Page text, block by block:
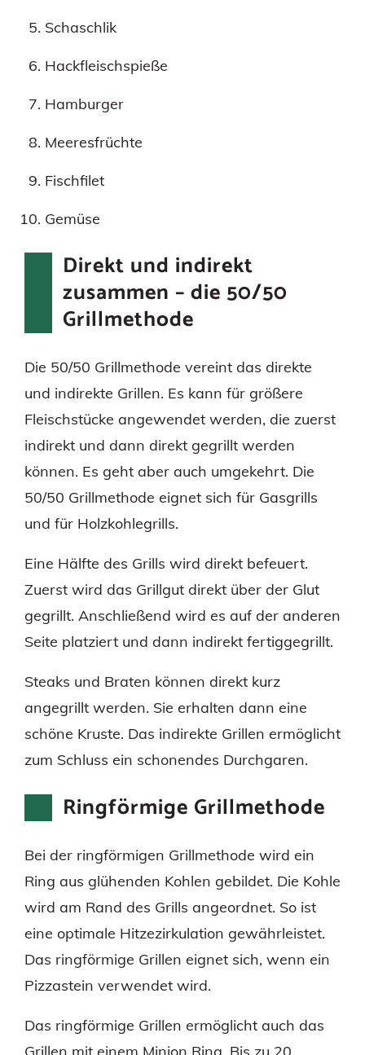
Schaschlik
Hackfleischspieße
Hamburger
Meeresfrüchte
Fischfilet
Gemüse
Direkt und indirekt
zusammen – die 50/50
Grillmethode
Die 50/50 Grillmethode vereint das direkte
und indirekte Grillen. Es kann für größere
Fleischstücke angewendet werden, die zuerst
indirekt und dann direkt gegrillt werden
können. Es geht aber auch umgekehrt. Die
50/50 Grillmethode eignet sich für Gasgrills
und für Holzkohlegrills.
Eine Hälfte des Grills wird direkt befeuert.
Zuerst wird das Grillgut direkt über der Glut
gegrillt. Anschließend wird es auf der anderen
Seite platziert und dann indirekt fertiggegrillt.
Steaks und Braten können direkt kurz
angegrillt werden. Sie erhalten dann eine
schöne Kruste. Das indirekte Grillen ermöglicht
zum Schluss ein schonendes Durchgaren.
Ringförmige Grillmethode
Bei der ringförmigen Grillmethode wird ein
Ring aus glühenden Kohlen gebildet. Die Kohle
wird am Rand des Grills angeordnet. So ist
eine optimale Hitzezirkulation gewährleistet.
Das ringförmige Grillen eignet sich, wenn ein
Pizzastein verwendet wird.
Das ringförmige Grillen ermöglicht auch das
Grillen mit einem Minion Ring. Bis zu 20